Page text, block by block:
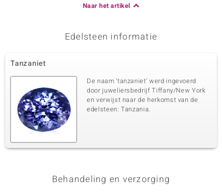
Naar het artikel
Edelsteen informatie
Tanzaniet
De naam 'tanzaniet' werd ingevoerd
door juweliersbedrijf Tiffany/New York
en verwijst naar de herkomst van de
edelsteen: Tanzania.
Behandeling en verzorging